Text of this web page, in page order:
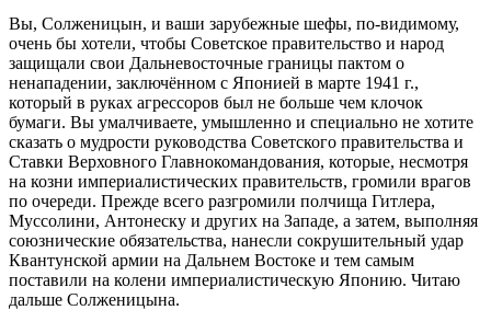
Вы, Солженицын, и ваши зарубежные шефы, по-видимому,
очень бы хотели, чтобы Советское правительство и народ
защищали свои Дальневосточные границы пактом о
ненападении, заключённом с Японией в марте 1941 г.,
который в руках агрессоров был не больше чем клочок
бумаги. Вы умалчиваете, умышленно и специально не хотите
сказать о мудрости руководства Советского правительства и
Ставки Верховного Главнокомандования, которые, несмотря
на козни империалистических правительств, громили врагов
по очереди. Прежде всего разгромили полчища Гитлера,
Муссолини, Антонеску и других на Западе, а затем, выполняя
союзнические обязательства, нанесли сокрушительный удар
Квантунской армии на Дальнем Востоке и тем самым
поставили на колени империалистическую Японию. Читаю
дальше Солженицына.